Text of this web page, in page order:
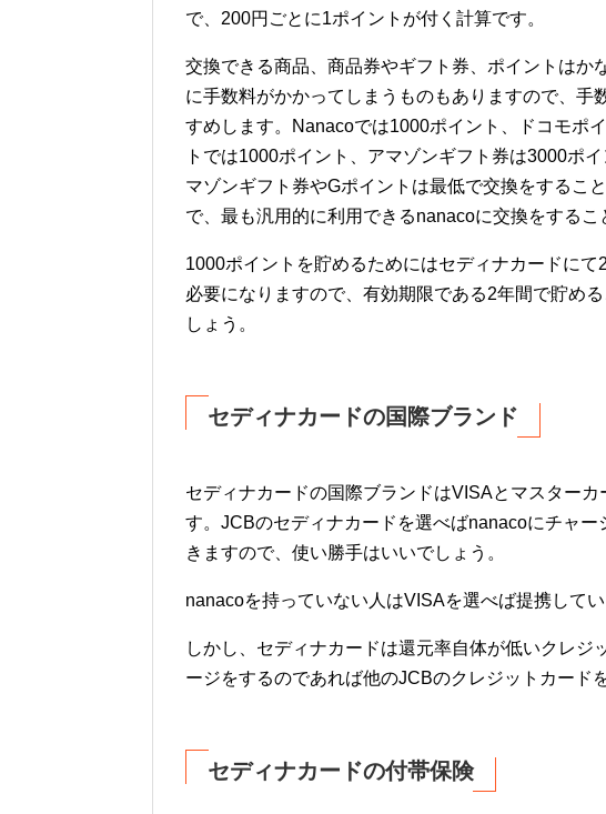
で、200円ごとに1ポイントが付く計算です。
交換できる商品、商品券やギフト券、ポイントはか
に手数料がかかってしまうものもありますので、手
すめします。Nanacoでは1000ポイント、ドコモポ
トでは1000ポイント、アマゾンギフト券は3000ポ
マゾンギフト券やGポイントは最低で交換をするこ
で、最も汎用的に利用できるnanacoに交換をするこ
1000ポイントを貯めるためにはセディナカードに
必要になりますので、有効期限である2年間で貯め
しょう。
セディナカードの国際ブランド
セディナカードの国際ブランドはVISAとマスター
す。JCBのセディナカードを選べばnanacoにチャ
きますので、使い勝手はいいでしょう。
nanacoを持っていない人はVISAを選べば提携して
しかし、セディナカードは還元率自体が低いクレジ
ージをするのであれば他のJCBのクレジットカード
セディナカードの付帯保険